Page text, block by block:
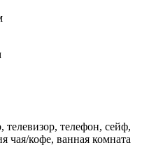
телевизор, телефон, сейф,
чая/кофе, ванная комната